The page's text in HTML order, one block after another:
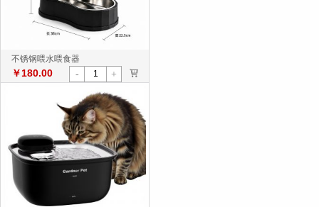
不锈钢喂水喂食器
￥180.00 - + >